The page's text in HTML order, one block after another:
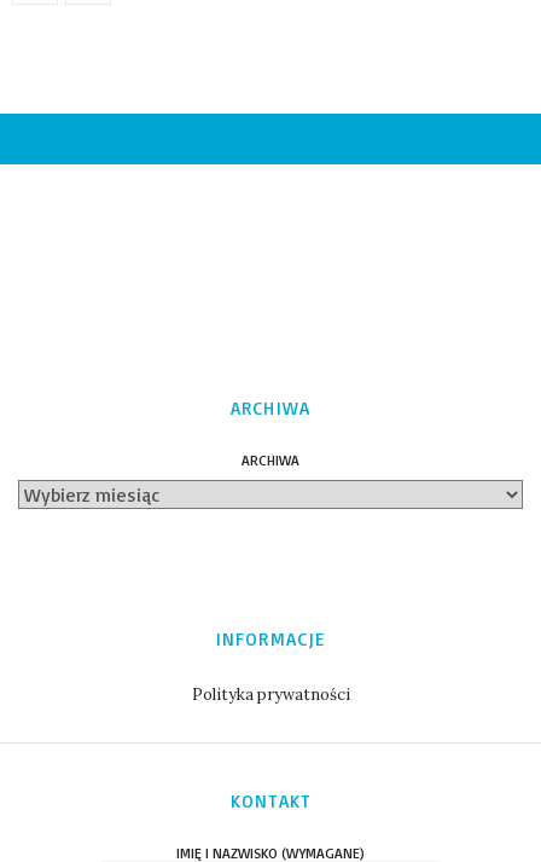
ARCHIWA
ARCHIWA
INFORMACJE
Polityka prywatności
KONTAKT
IMIĘ I NAZWISKO (WYMAGANE)